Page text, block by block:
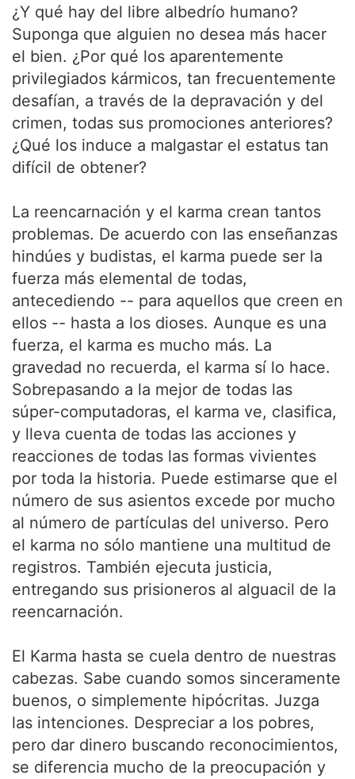
¿Y qué hay del libre albedrío humano?
Suponga que alguien no desea más hacer
el bien. ¿Por qué los aparentemente
privilegiados kármicos, tan frecuentemente
desafían, a través de la depravación y del
crimen, todas sus promociones anteriores?
¿Qué los induce a malgastar el estatus tan
difícil de obtener?
La reencarnación y el karma crean tantos
problemas. De acuerdo con las enseñanzas
hindúes y budistas, el karma puede ser la
fuerza más elemental de todas,
antecediendo -- para aquellos que creen en
ellos -- hasta a los dioses. Aunque es una
fuerza, el karma es mucho más. La
gravedad no recuerda, el karma sí lo hace.
Sobrepasando a la mejor de todas las
súper-computadoras, el karma ve, clasifica,
y lleva cuenta de todas las acciones y
reacciones de todas las formas vivientes
por toda la historia. Puede estimarse que el
número de sus asientos excede por mucho
al número de partículas del universo. Pero
el karma no sólo mantiene una multitud de
registros. También ejecuta justicia,
entregando sus prisioneros al alguacil de la
reencarnación.
El Karma hasta se cuela dentro de nuestras
cabezas. Sabe cuando somos sinceramente
buenos, o simplemente hipócritas. Juzga
las intenciones. Despreciar a los pobres,
pero dar dinero buscando reconocimientos,
se diferencia mucho de la preocupación y